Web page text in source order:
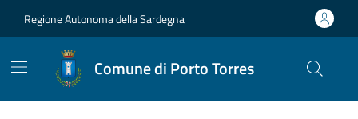
Regione Autonoma della Sardegna
Comune di Porto Torres